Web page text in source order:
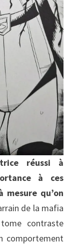
réussi à
à ces
qu’on
de la mafia
contraste
comportement